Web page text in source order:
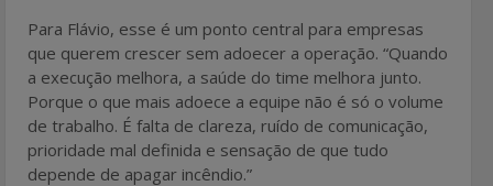
Para Flávio, esse é um ponto central para empresas
que querem crescer sem adoecer a operação. “Quando
a execução melhora, a saúde do time melhora junto.
Porque o que mais adoece a equipe não é só o volume
de trabalho. É falta de clareza, ruído de comunicação,
prioridade mal definida e sensação de que tudo
depende de apagar incêndio.”